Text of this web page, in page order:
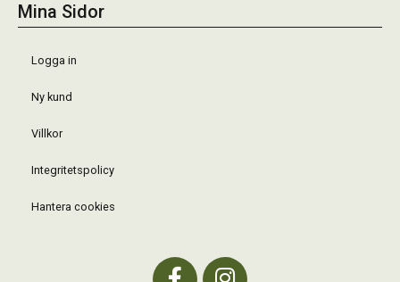
Mina Sidor
Logga in
Ny kund
Villkor
Integritetspolicy
Hantera cookies